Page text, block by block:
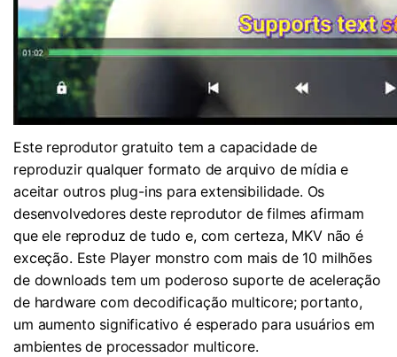
Este reprodutor gratuito tem a capacidade de
reproduzir qualquer formato de arquivo de mídia e
aceitar outros plug-ins para extensibilidade. Os
desenvolvedores deste reprodutor de filmes afirmam
que ele reproduz de tudo e, com certeza, MKV não é
exceção. Este Player monstro com mais de 10 milhões
de downloads tem um poderoso suporte de aceleração
de hardware com decodificação multicore; portanto,
um aumento significativo é esperado para usuários em
ambientes de processador multicore.